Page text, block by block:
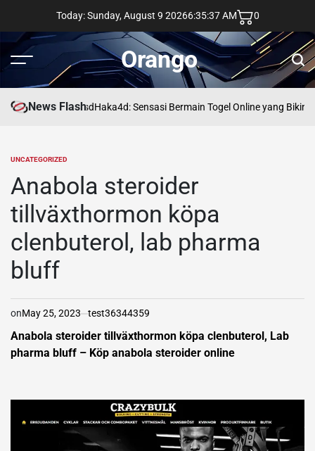
content
Today: Sunday, August 9 20266:35:38 AM 0
Menu Orango
News Flash
asdHaka4d: Sensasi Bermain Togel Online yang Bikin
POSTED
UNCATEGORIZED
Anabola steroider
tillväxthormon köpa
clenbuterol, lab pharma
bluff
onMay 25, 2023 test36344359
Anabola steroider tillväxthormon köpa clenbuterol, Lab
pharma bluff – Köp anabola steroider online